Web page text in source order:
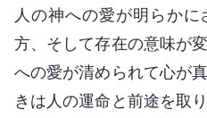
人の神への愛が明らか
方、そして存在の意味が
への愛が清められて心が
きは人の運命と前途を取